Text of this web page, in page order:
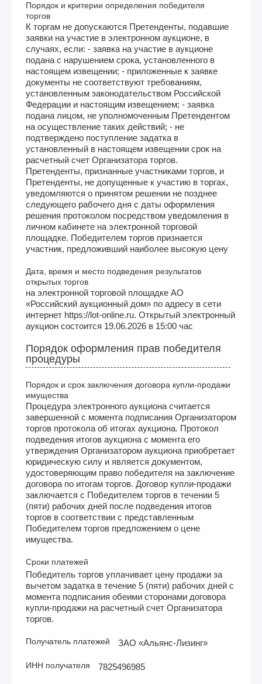
Порядок и критерии определения победителя
торгов
К торгам не допускаются Претенденты, подавшие
заявки на участие в электронном аукционе, в
случаях, если: - заявка на участие в аукционе
подана с нарушением срока, установленного в
настоящем извещении; - приложенные к заявке
документы не соответствуют требованиям,
установленным законодательством Российской
Федерации и настоящим извещением; - заявка
подана лицом, не уполномоченным Претендентом
на осуществление таких действий; - не
подтверждено поступление задатка в
установленный в настоящем извещении срок на
расчетный счет Организатора торгов.
Претенденты, признанные участниками торгов, и
Претенденты, не допущенные к участию в торгах,
уведомляются о принятом решении не позднее
следующего рабочего дня с даты оформления
решения протоколом посредством уведомления в
личном кабинете на электронной торговой
площадке. Победителем торгов признается
участник, предложивший наиболее высокую цену
Дата, время и место подведения результатов
открытых торгов
на электронной торговой площадке АО
«Российский аукционный дом» по адресу в сети
интернет https://lot-online.ru. Открытый электронный
аукцион состоится 19.06.2026 в 15:00 час
Порядок оформления прав победителя
процедуры
Порядок и срок заключения договора купли-продажи
имущества
Процедура электронного аукциона считается
завершенной с момента подписания Организатором
торгов протокола об итогах аукциона. Протокол
подведения итогов аукциона с момента его
утверждения Организатором аукциона приобретает
юридическую силу и является документом,
удостоверяющим право победителя на заключение
договора по итогам торгов. Договор купли-продажи
заключается с Победителем торгов в течении 5
(пяти) рабочих дней после подведения итогов
торгов в соответствии с представленным
Победителем торгов предложением о цене
имущества.
Сроки платежей
Победитель торгов уплачивает цену продажи за
вычетом задатка в течение 5 (пяти) рабочих дней с
момента подписания обеими сторонами договора
купли-продажи на расчетный счет Организатора
торгов.
Получатель платежей ЗАО «Альянс-Лизинг»
ИНН получателя 7825496985